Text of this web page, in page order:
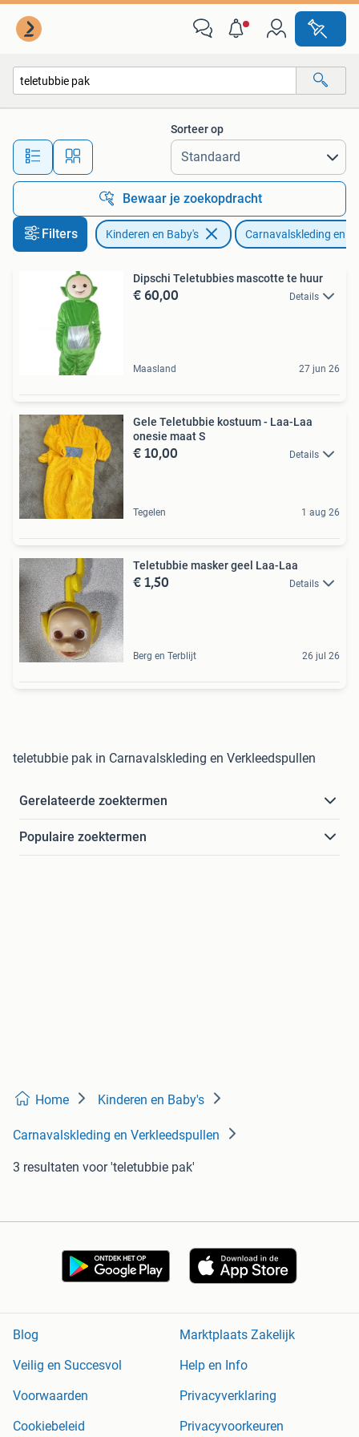
Alle afstanden…
Sorteer op
Bewaar je zoekopdracht
Filters Kinderen en Baby's Carnavalskleding en
Dipschi Teletubbies mascotte te huur
€ 60,00 Details
Maasland 27 jun 26
Gele Teletubbie kostuum - Laa-Laa
onesie maat S
€ 10,00 Details
Tegelen 1 aug 26
Teletubbie masker geel Laa-Laa
€ 1,50 Details
Berg en Terblijt 26 jul 26
teletubbie pak in Carnavalskleding en Verkleedspullen
Gerelateerde zoektermen
Populaire zoektermen
Home Kinderen en Baby's
Carnavalskleding en Verkleedspullen
3 resultaten voor 'teletubbie pak'
Blog
Marktplaats Zakelijk
Veilig en Succesvol
Help en Info
Voorwaarden
Privacyverklaring
Cookiebeleid
Privacyvoorkeuren